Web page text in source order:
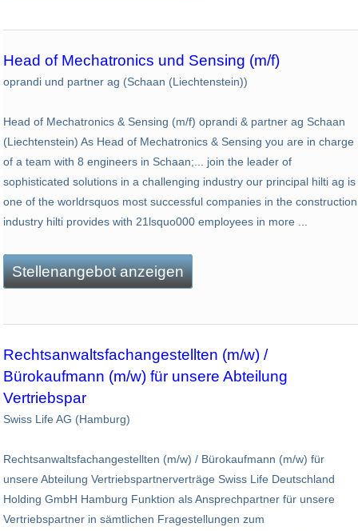
Head of Mechatronics und Sensing (m/f)
oprandi und partner ag (Schaan (Liechtenstein))
Head of Mechatronics & Sensing (m/f) oprandi & partner ag Schaan
(Liechtenstein) As Head of Mechatronics & Sensing you are in charge
of a team with 8 engineers in Schaan;... join the leader of
sophisticated solutions in a challenging industry our principal hilti ag is
one of the worldrsquos most successful companies in the construction
industry hilti provides with 21lsquo000 employees in more ...
Stellenangebot anzeigen
Rechtsanwaltsfachangestellten (m/w) /
Bürokaufmann (m/w) für unsere Abteilung
Vertriebspar
Swiss Life AG (Hamburg)
Rechtsanwaltsfachangestellten (m/w) / Bürokaufmann (m/w) für
unsere Abteilung Vertriebspartnerverträge Swiss Life Deutschland
Holding GmbH Hamburg Funktion als Ansprechpartner für unsere
Vertriebspartner in sämtlichen Fragestellungen zum